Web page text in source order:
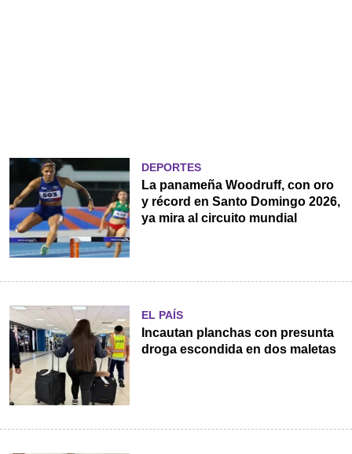
DEPORTES
La panameña Woodruff, con oro
y récord en Santo Domingo 2026,
ya mira al circuito mundial
EL PAÍS
Incautan planchas con presunta
droga escondida en dos maletas